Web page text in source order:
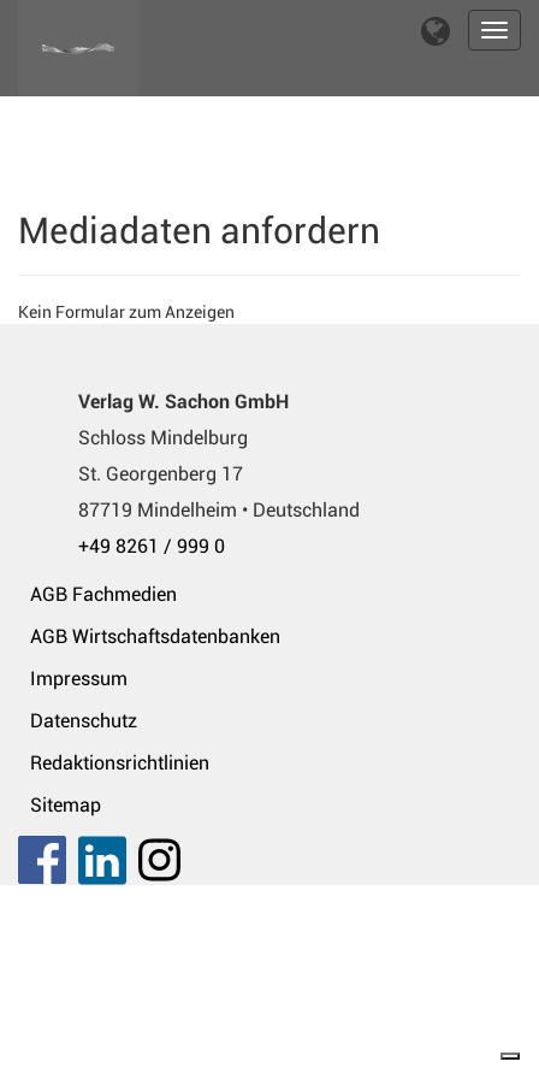
Mediadaten anfordern
Kein Formular zum Anzeigen
Verlag W. Sachon GmbH
Schloss Mindelburg
St. Georgenberg 17
87719 Mindelheim • Deutschland
+49 8261 / 999 0
AGB Fachmedien
AGB Wirtschaftsdatenbanken
Impressum
Datenschutz
Redaktionsrichtlinien
Sitemap